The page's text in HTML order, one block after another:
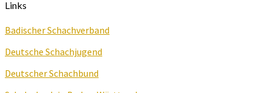
Links
Badischer Schachverband
Deutsche Schachjugend
Deutscher Schachbund